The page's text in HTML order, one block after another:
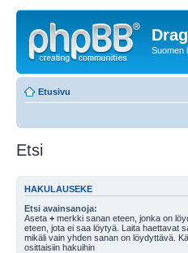
Suomen
Etusivu
Etsi
HAKULAUSEKE
Etsi avainsanoja:
Aseta + merkki sanan eteen, jonka on
eteen, jota ei saa löytyä. Laita haettavat
mikäli vain yhden sanan on löydyttävä.
osittaisiin hakuihin